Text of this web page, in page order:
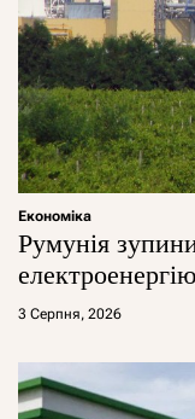
Економіка
Румунія
3 Серпня, 2026